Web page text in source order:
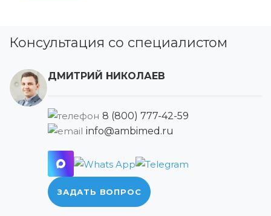
Консультация со специалистом
ДМИТРИЙ НИКОЛАЕВ
8 (800) 777-42-59
info@ambimed.ru
ЗАДАТЬ ВОПРОС